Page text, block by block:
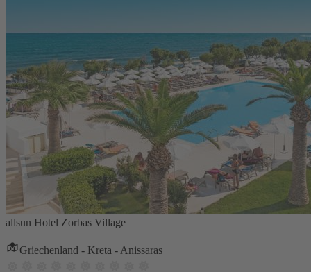
allsun Hotel Zorbas Village
Griechenland - Kreta - Anissaras